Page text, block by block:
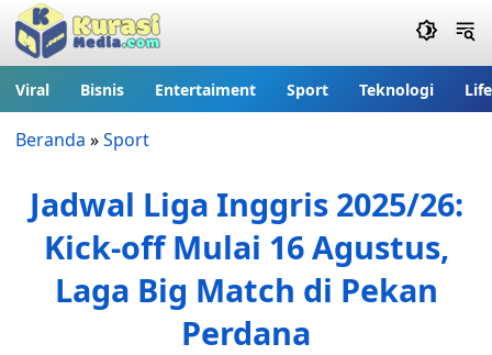
Viral Bisnis Entertaiment Sport Teknologi
Beranda »Sport
Jadwal Liga Inggris 2025/26:
Kick-off Mulai 16 Agustus,
Laga Big Match di Pekan
Perdana